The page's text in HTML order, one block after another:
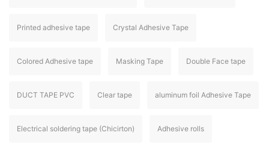
Printed adhesive tape Crystal Adhesive Tape
Colored Adhesive tape Masking Tape Double Face tape
DUCT TAPE PVC Clear tape aluminum foil Adhesive Tape
Electrical soldering tape (Chicirton) Adhesive rolls